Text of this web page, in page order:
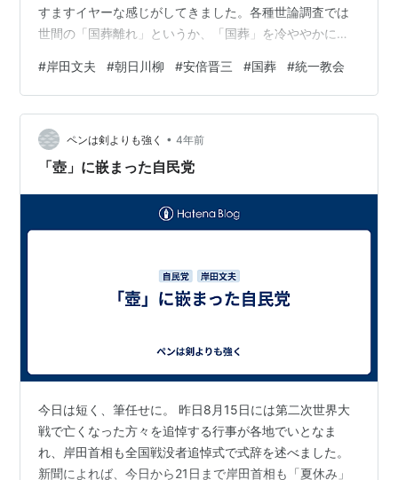
すますイヤーな感じがしてきました。各種世論調査では
世間の「国葬離れ」というか、「国葬」を冷ややかに見
見で、岸田首相は9月8日に実施が見込まれている国会の
閉会中審査に出席して、この「国葬」について、自らの
口で国民に説明すると表明しましたが、なぜか、これが
自民党内で波紋を呼んでいるというのです。まさか、臨
時国会を召集もせず、閉会中審査に出席など言語道断
#岸田文夫 #朝日川柳 #安倍晋三 #国葬 #統一教会
ペンは剣よりも強く • 4年前
「壺」に嵌まった自民党
今日は短く、筆任せに。 昨日8月15日には第二次世界大
戦で亡くなった方々を追悼する行事が各地でいとなま
れ、岸田首相も全国戦没者追悼式で式辞を述べました。
新聞によれば、今日から21日まで岸田首相も「夏休み」